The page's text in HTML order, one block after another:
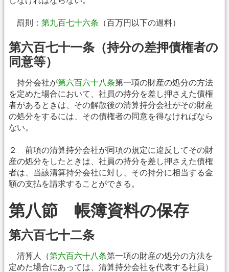
罰則： 第九百七十六条 （百万円以下の過料）
第六百七十一条（持分の差押債権者の
同意等）
持分会社が第六百六十八条第一項の財産の処分の方法
を定めた場合において、社員の持分を差し押さえた債権
者があるときは、その解散後の清算持分会社がその財産
の処分をするには、その債権者の同意を得なければなら
ない。
２ 前項の清算持分会社が同項の規定に違反してその財
産の処分をしたときは、社員の持分を差し押さえた債権
者は、当該清算持分会社に対し、その持分に相当する金
額の支払を請求することができる。
第八節 帳簿資料の保存
第六百七十二条
清算人（第六百六十八条第一項の財産の処分の方法を
定めた場合にあっては、清算持分会社を代表する社員）